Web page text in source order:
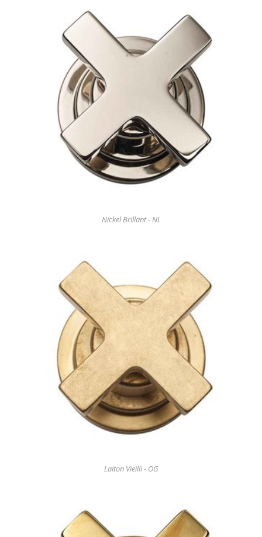
Nickel Brillant - NL
Laiton Vieilli - OG